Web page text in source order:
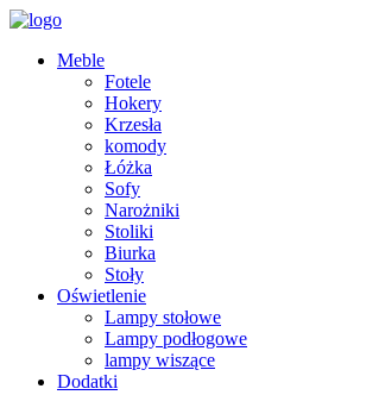
Meble
Fotele
Hokery
Krzesła
komody
Łóżka
Sofy
Narożniki
Stoliki
Biurka
Stoły
Oświetlenie
Lampy stołowe
Lampy podłogowe
lampy wiszące
Dodatki